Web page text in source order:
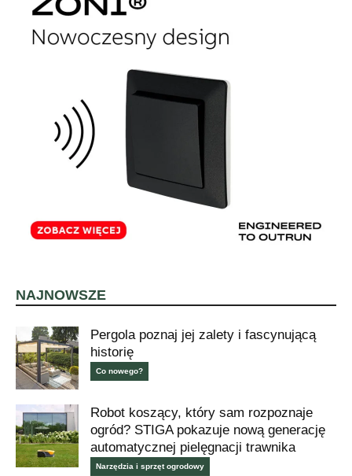
NAJNOWSZE
Pergola poznaj jej zalety i fascynującą
historię
Co nowego?
Robot koszący, który sam rozpoznaje
ogród? STIGA pokazuje nową generację
automatycznej pielęgnacji trawnika
Narzędzia i sprzęt ogrodowy